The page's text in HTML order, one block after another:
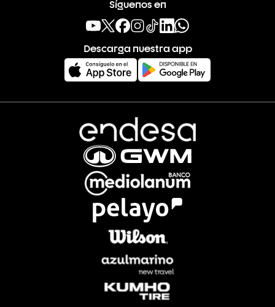
Síguenos en
Descarga nuestra app